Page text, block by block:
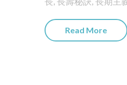
Read More